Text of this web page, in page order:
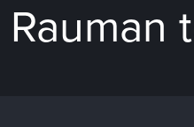
Rauman